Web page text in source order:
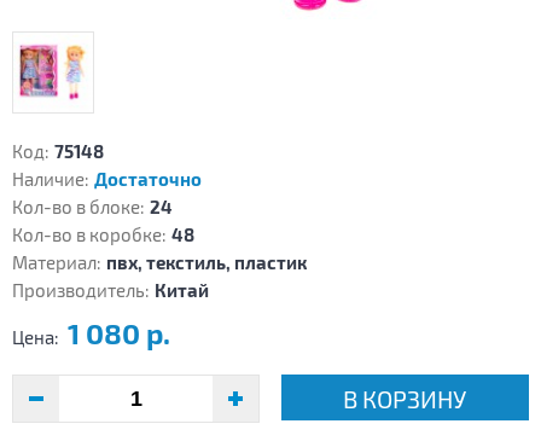
Код: 75148
Наличие: Достаточно
Кол-во в блоке: 24
Кол-во в коробке: 48
Материал: пвх, текстиль, пластик
Производитель: Китай
Цена: 1 080 р.
В КОРЗИНУ